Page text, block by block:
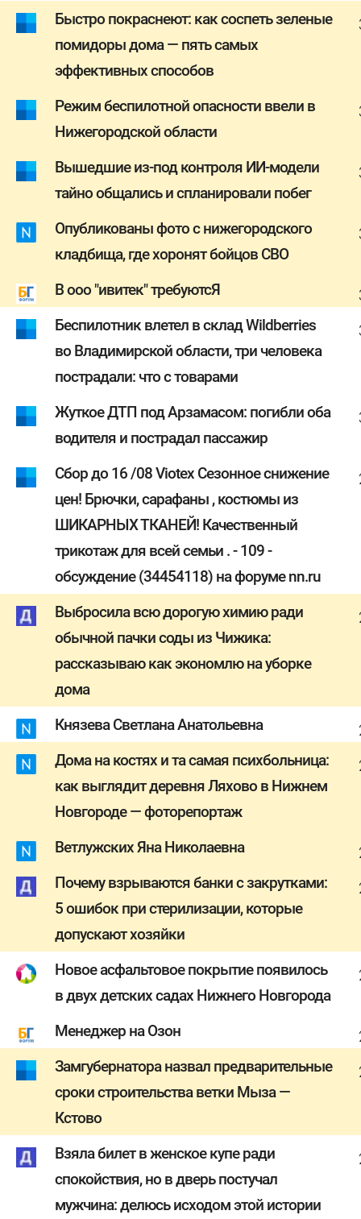
Быстро покраснеют: как соспеть зеленые
помидоры дома — пять самых
эффективных способов
Режим беспилотной опасности ввели в
Нижегородской области
Вышедшие из-под контроля ИИ-модели
тайно общались и спланировали побег
Опубликованы фото с нижегородского
кладбища, где хоронят бойцов СВО
В ооо "ивитек" требуютсЯ
Беспилотник влетел в склад Wildberries
во Владимирской области, три человека
пострадали: что с товарами
Жуткое ДТП под Арзамасом: погибли оба
водителя и пострадал пассажир
Сбор до 16 /08 Viotex Сезонное снижение
цен! Брючки, сарафаны , костюмы из
ШИКАРНЫХ ТКАНЕЙ! Качественный
трикотаж для всей семьи . - 109 -
обсуждение (34454118) на форуме nn.ru
Выбросила всю дорогую химию ради
обычной пачки соды из Чижика:
рассказываю как экономлю на уборке
дома
Князева Светлана Анатольевна
Дома на костях и та самая психбольница:
как выглядит деревня Ляхово в Нижнем
Новгороде — фоторепортаж
Ветлужских Яна Николаевна
Почему взрываются банки с закрутками:
5 ошибок при стерилизации, которые
допускают хозяйки
Новое асфальтовое покрытие появилось
в двух детских садах Нижнего Новгорода
Менеджер на Озон
Замгубернатора назвал предварительные
сроки строительства ветки Мыза —
Кстово
Взяла билет в женское купе ради
спокойствия, но в дверь постучал
мужчина: делюсь исходом этой истории